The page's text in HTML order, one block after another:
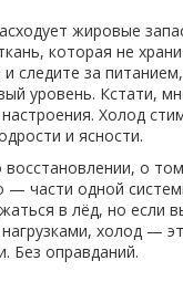
жировые
которая не
следите за
уровень. Кстати,
Холод
и ясности.
о
— части одной
в лёд, но если
холод —
Без оправданий.